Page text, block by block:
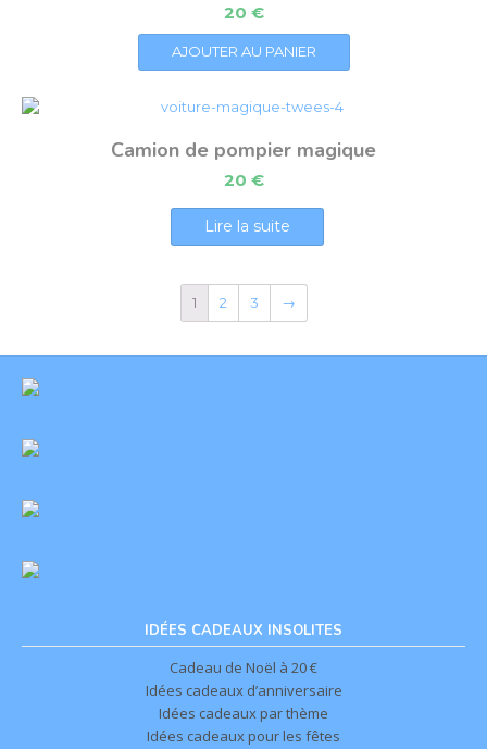
20 €
AJOUTER AU PANIER
Camion de pompier magique
20 €
Lire la suite
1 2 3 →
IDÉES CADEAUX INSOLITES
Cadeau de Noël à 20 €
Idées cadeaux d’anniversaire
Idées cadeaux par thème
Idées cadeaux pour les fêtes